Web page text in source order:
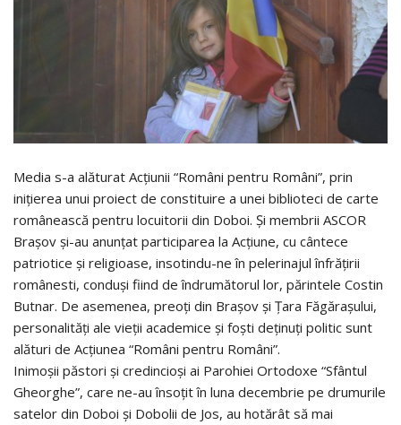
Media s-a alăturat Acțiunii “Români pentru Români”, prin
inițierea unui proiect de constituire a unei biblioteci de carte
românească pentru locuitorii din Doboi. Și membrii ASCOR
Brașov și-au anunțat participarea la Acțiune, cu cântece
patriotice și religioase, insotindu-ne în pelerinajul înfrățirii
românesti, conduși fiind de îndrumătorul lor, părintele Costin
Butnar. De asemenea, preoți din Brașov și Țara Făgărașului,
personalități ale vieții academice și foști deținuți politic sunt
alături de Acțiunea “Români pentru Români”.
Inimoşii păstori şi credincioşi ai Parohiei Ortodoxe “Sfântul
Gheorghe”, care ne-au însoţit în luna decembrie pe drumurile
satelor din Doboi şi Dobolii de Jos, au hotărât să mai